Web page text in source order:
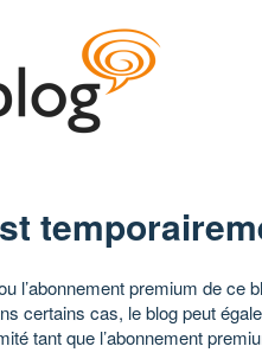
l’abonnement premium de ce
certains cas, le blog peut
tant que l’abonnement